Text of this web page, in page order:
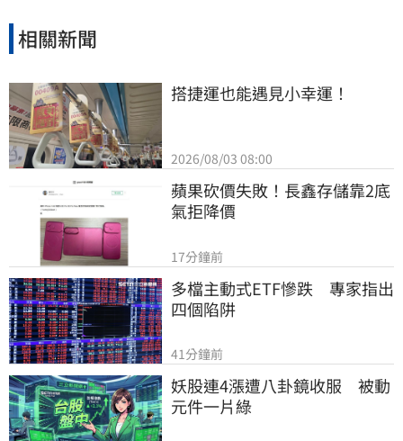
相關新聞
搭捷運也能遇見小幸運！
2026/08/03 08:00
蘋果砍價失敗！長鑫存儲靠2底
氣拒降價
17分鐘前
多檔主動式ETF慘跌　專家指出
四個陷阱
41分鐘前
妖股連4漲遭八卦鏡收服　被動
元件一片綠